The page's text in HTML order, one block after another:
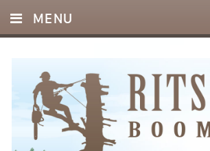
MENU
DIENSTEN
FOTO’S
REFERENTIES